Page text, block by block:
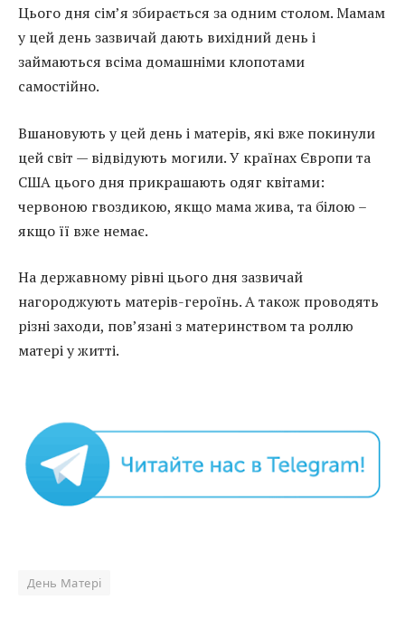
Цього дня сім’я збирається за одним столом. Мамам
у цей день зазвичай дають вихідний день і
займаються всіма домашніми клопотами
самостійно.
Вшановують у цей день і матерів, які вже покинули
цей світ — відвідують могили. У країнах Європи та
США цього дня прикрашають одяг квітами:
червоною гвоздикою, якщо мама жива, та білою –
якщо її вже немає.
На державному рівні цього дня зазвичай
нагороджують матерів-героїнь. А також проводять
різні заходи, пов’язані з материнством та роллю
матері у житті.
День Матері